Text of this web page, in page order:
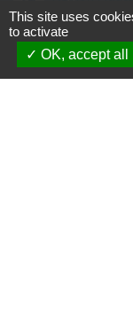
Département
This site uses
to activate
OK, accept all